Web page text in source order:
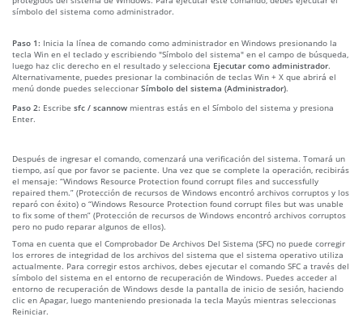
símbolo del sistema como administrador.
Paso 1: Inicia la línea de comando como administrador en Windows presionando la
tecla Win en el teclado y escribiendo "Símbolo del sistema" en el campo de búsqueda,
luego haz clic derecho en el resultado y selecciona Ejecutar como administrador.
Alternativamente, puedes presionar la combinación de teclas Win + X que abrirá el
menú donde puedes seleccionar Símbolo del sistema (Administrador).
Paso 2: Escribe sfc / scannow mientras estás en el Símbolo del sistema y presiona
Enter.
Después de ingresar el comando, comenzará una verificación del sistema. Tomará un
tiempo, así que por favor se paciente. Una vez que se complete la operación, recibirás
el mensaje: “Windows Resource Protection found corrupt files and successfully
repaired them.” (Protección de recursos de Windows encontró archivos corruptos y los
reparó con éxito) o “Windows Resource Protection found corrupt files but was unable
to fix some of them” (Protección de recursos de Windows encontró archivos corruptos
pero no pudo reparar algunos de ellos).
Toma en cuenta que el Comprobador De Archivos Del Sistema (SFC) no puede corregir
los errores de integridad de los archivos del sistema que el sistema operativo utiliza
actualmente. Para corregir estos archivos, debes ejecutar el comando SFC a través del
símbolo del sistema en el entorno de recuperación de Windows. Puedes acceder al
entorno de recuperación de Windows desde la pantalla de inicio de sesión, haciendo
clic en Apagar, luego manteniendo presionada la tecla Mayús mientras seleccionas
Reiniciar.